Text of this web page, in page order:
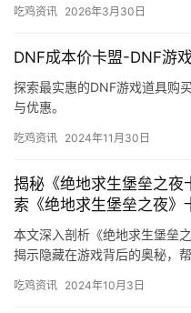
吃鸡资讯 2026年3月30日
DNF成本价卡盟-DNF游
探索最实惠的DNF游戏道具购
与优惠。
吃鸡资讯 2024年11月30日
揭秘《绝地求生堡垒之
索《绝地求生堡垒之夜》
本文深入剖析《绝地求生堡垒
揭示隐藏在游戏背后的奥秘，
吃鸡资讯 2024年10月3日